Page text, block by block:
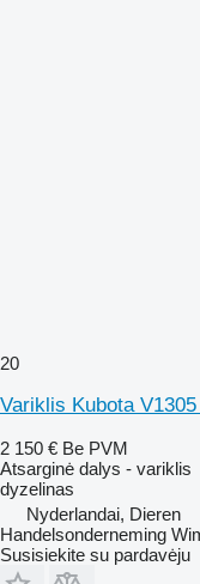
20
Variklis Kubota
2 150 € Be PVM
Atsarginė dalys - variklis
dyzelinas
Nyderlandai, Dieren
Handelsonderneming
Susisiekite su pardavėju